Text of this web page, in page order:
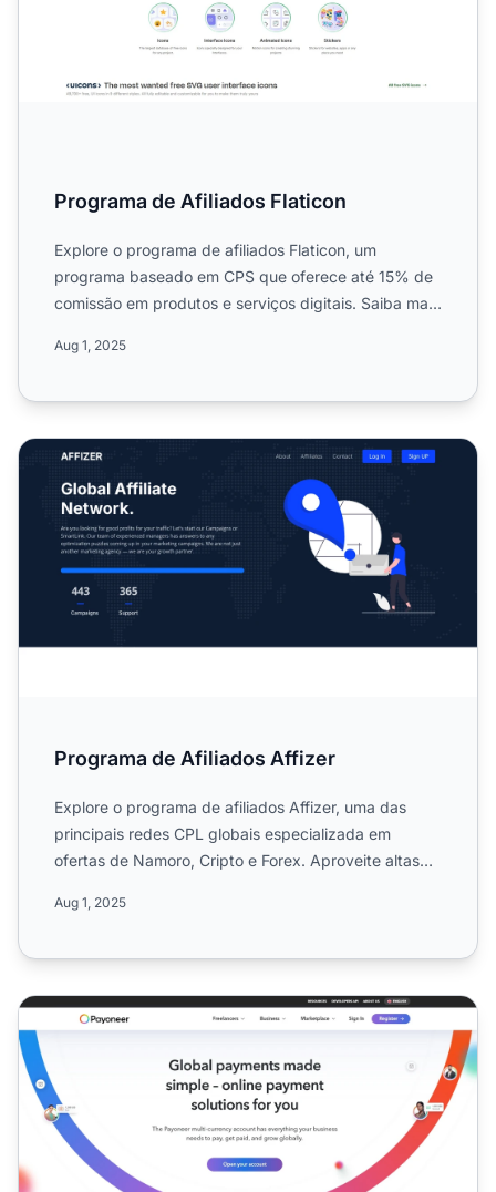
Programa de Afiliados Flaticon
Explore o programa de afiliados Flaticon, um
programa baseado em CPS que oferece até 15% de
comissão em produtos e serviços digitais. Saiba mais
Aug 1, 2025
Programa de Afiliados Affizer
Programa de Afiliados Affizer
Explore o programa de afiliados Affizer, uma das
principais redes CPL globais especializada em
ofertas de Namoro, Cripto e Forex. Aproveite altas
Aug 1, 2025
Programa de Afiliados Payoneer